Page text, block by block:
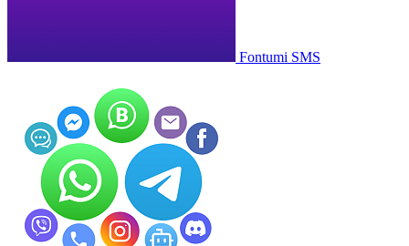
Fontumi SMS